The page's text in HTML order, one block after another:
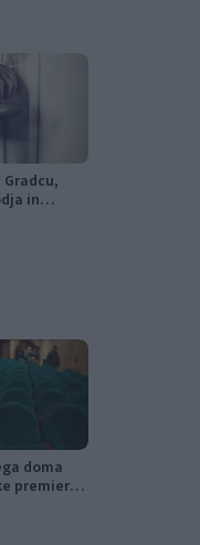
in
doma
premiere,